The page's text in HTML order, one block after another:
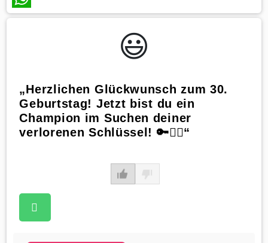
WhatsApp
😃️
„Herzlichen Glückwunsch zum 30.
Geburtstag! Jetzt bist du ein
Champion im Suchen deiner
verlorenen Schlüssel! 🔑🕵️‍♂️“